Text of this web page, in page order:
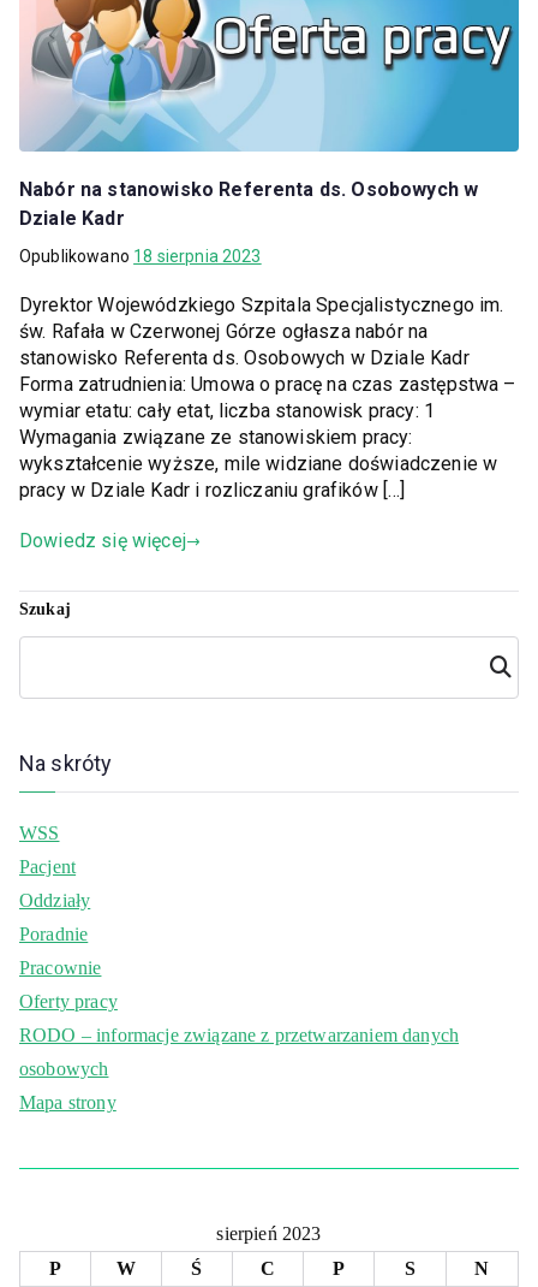
Nabór na stanowisko Referenta ds. Osobowych w
Dziale Kadr
Opublikowano 18 sierpnia 2023
Dyrektor Wojewódzkiego Szpitala Specjalistycznego im.
św. Rafała w Czerwonej Górze ogłasza nabór na
stanowisko Referenta ds. Osobowych w Dziale Kadr
Forma zatrudnienia: Umowa o pracę na czas zastępstwa –
wymiar etatu: cały etat, liczba stanowisk pracy: 1
Wymagania związane ze stanowiskiem pracy:
wykształcenie wyższe, mile widziane doświadczenie w
pracy w Dziale Kadr i rozliczaniu grafików […]
Dowiedz się więcej
Szukaj
Szuka
j
Na skróty
WSS
Pacjent
Oddziały
Poradnie
Pracownie
Oferty pracy
RODO – informacje związane z przetwarzaniem danych
osobowych
Mapa strony
sierpień 2023
P
W Ś C P S
N